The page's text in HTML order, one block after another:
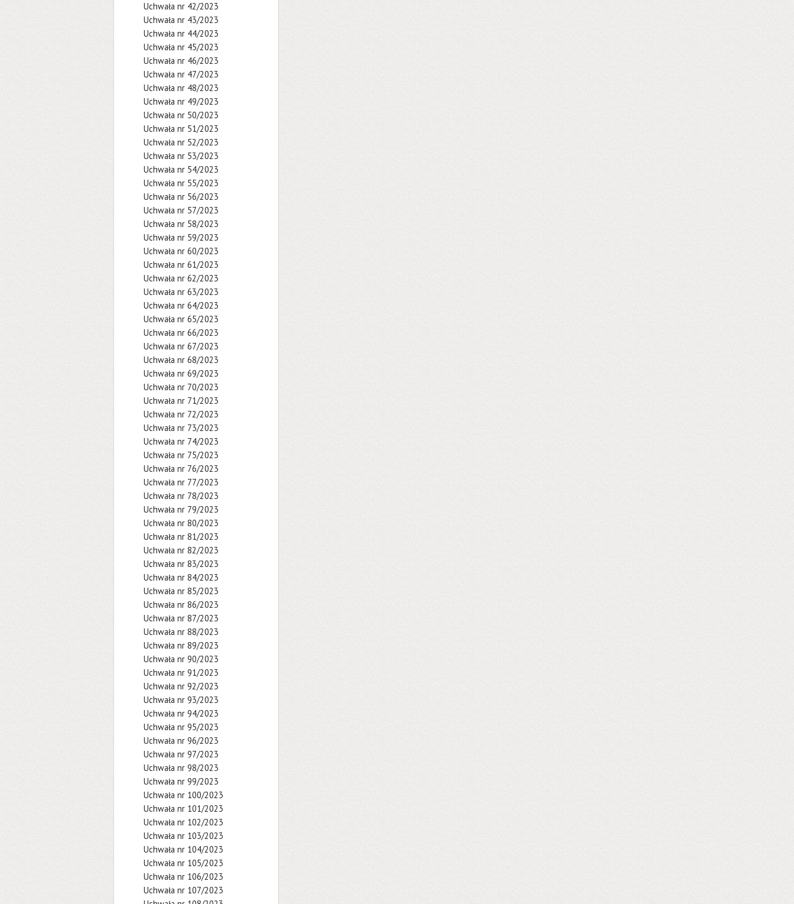
Uchwała nr 42/2023
Uchwała nr 43/2023
Uchwała nr 44/2023
Uchwała nr 45/2023
Uchwała nr 46/2023
Uchwała nr 47/2023
Uchwała nr 48/2023
Uchwała nr 49/2023
Uchwała nr 50/2023
Uchwała nr 51/2023
Uchwała nr 52/2023
Uchwała nr 53/2023
Uchwała nr 54/2023
Uchwała nr 55/2023
Uchwała nr 56/2023
Uchwała nr 57/2023
Uchwała nr 58/2023
Uchwała nr 59/2023
Uchwała nr 60/2023
Uchwała nr 61/2023
Uchwała nr 62/2023
Uchwała nr 63/2023
Uchwała nr 64/2023
Uchwała nr 65/2023
Uchwała nr 66/2023
Uchwała nr 67/2023
Uchwała nr 68/2023
Uchwała nr 69/2023
Uchwała nr 70/2023
Uchwała nr 71/2023
Uchwała nr 72/2023
Uchwała nr 73/2023
Uchwała nr 74/2023
Uchwała nr 75/2023
Uchwała nr 76/2023
Uchwała nr 77/2023
Uchwała nr 78/2023
Uchwała nr 79/2023
Uchwała nr 80/2023
Uchwała nr 81/2023
Uchwała nr 82/2023
Uchwała nr 83/2023
Uchwała nr 84/2023
Uchwała nr 85/2023
Uchwała nr 86/2023
Uchwała nr 87/2023
Uchwała nr 88/2023
Uchwała nr 89/2023
Uchwała nr 90/2023
Uchwała nr 91/2023
Uchwała nr 92/2023
Uchwała nr 93/2023
Uchwała nr 94/2023
Uchwała nr 95/2023
Uchwała nr 96/2023
Uchwała nr 97/2023
Uchwała nr 98/2023
Uchwała nr 99/2023
Uchwała nr 100/2023
Uchwała nr 101/2023
Uchwała nr 102/2023
Uchwała nr 103/2023
Uchwała nr 104/2023
Uchwała nr 105/2023
Uchwała nr 106/2023
Uchwała nr 107/2023